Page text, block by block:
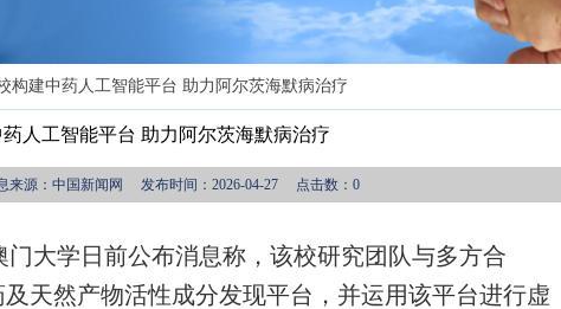
构建中药人工智能平台 助力阿尔茨海默病治疗
人工智能平台 助力阿尔茨海默病治疗
来源：中国新闻网 发布时间：2026-04-27 点击数：0
门大学日前公布消息称，该校研究团队与多方合
天然产物活性成分发现平台，并运用该平台进行虚